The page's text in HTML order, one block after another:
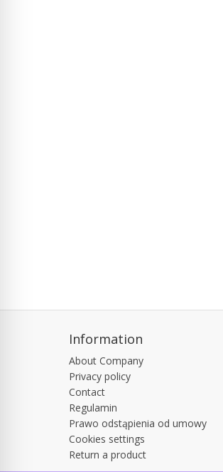
Information
About Company
Privacy policy
Contact
Regulamin
Prawo odstąpienia od umowy
Cookies settings
Return a product